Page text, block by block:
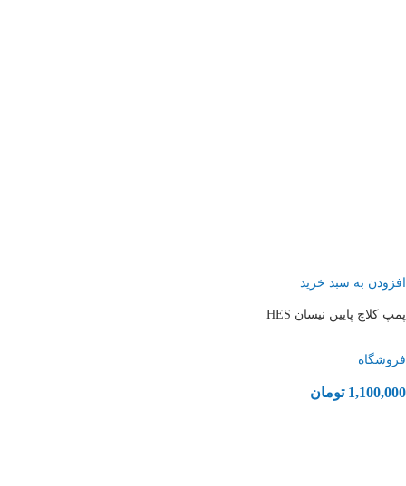
افزودن به سبد خرید
پمپ کلاچ پایین نیسان HES
فروشگاه
1,100,000 تومان